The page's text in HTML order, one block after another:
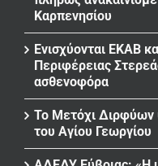
Καρπενησίου
Ενισχύονται ΕΚΑΒ
Περιφέρειας
ασθενοφόρα
Το Μετόχι Διρφύων
του Αγίου Γεωργίου